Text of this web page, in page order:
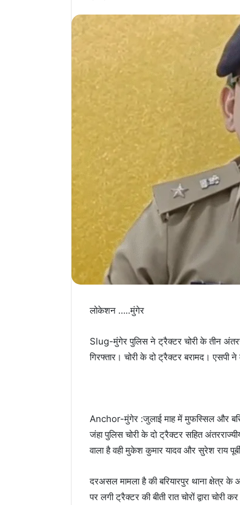
लोकेशन …..मुंगेर
Slug-मुंगेर पुलिस ने ट्रैक्टर चोरी के तीन
गिरफ्तार। चोरी के दो ट्रैक्टर बरामद। एसपी ने
Anchor-मुंगेर :जुलाई माह में मुफस्सिल और
जंहा पुलिस चोरी के दो ट्रैक्टर सहित
वाला है वही मुकेश कुमार यादव और सुरेश राय
दरअसल मामला है की बरियारपुर थाना क्षेत्र
पर लगी ट्रैक्टर की बीती रात चोरों द्वारा